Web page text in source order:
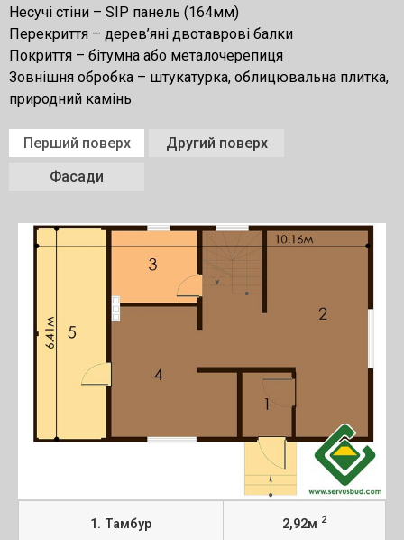
Несучі стіни – SIP панель (164мм)
Перекриття – дерев’яні двотаврові балки
Покриття – бітумна або металочерепиця
Зовнішня обробка – штукатурка, облицювальна плитка,
природний камінь
Перший поверх
Другий поверх
Фасади
1. Тамбур 2,92м 2